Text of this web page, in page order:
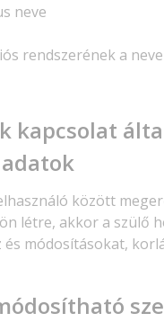
neve
rendszerének a
kapcsolat
között
létre, akkor a szülő
és módosításokat,